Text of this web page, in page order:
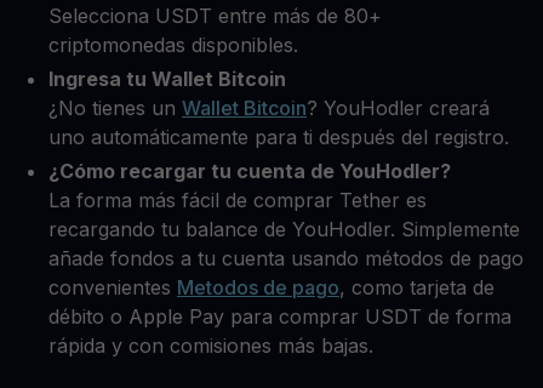
Selecciona USDT entre más de 80+
criptomonedas disponibles.
Ingresa tu Wallet Bitcoin
¿No tienes un Wallet Bitcoin? YouHodler creará
uno automáticamente para ti después del registro.
¿Cómo recargar tu cuenta de YouHodler?
La forma más fácil de comprar Tether es
recargando tu balance de YouHodler. Simplemente
añade fondos a tu cuenta usando métodos de pago
convenientes Metodos de pago, como tarjeta de
débito o Apple Pay para comprar USDT de forma
rápida y con comisiones más bajas.